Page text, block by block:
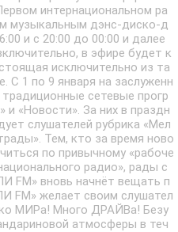
интернациональном ра
музыкальным дэнс-диско-д
и с 20:00 до 00:00 и далее
в эфире будет к
исключительно из та
С 1 по 9 января на заслуженн
сетевые прогр
«Новости». За них в праздн
слушателей рубрика «Мел
Тем, кто за время ново
по привычному «рабоче
радио», рады с
FM» вновь начнёт вещать п
FM» желает своим слушател
МИРа! Много ДРАЙВа! Безу
атмосферы в теч